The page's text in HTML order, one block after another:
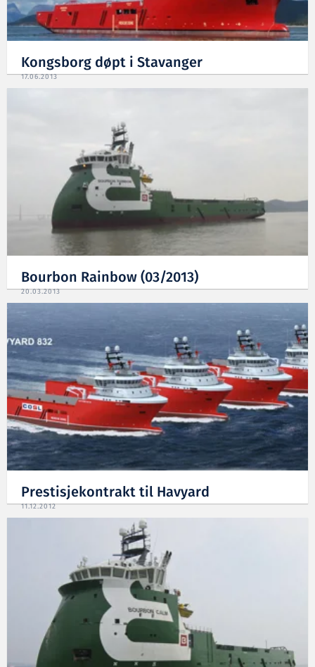
Kongsborg døpt i Stavanger
17.06.2013
Bourbon Rainbow (03/2013)
20.03.2013
Prestisjekontrakt til Havyard
11.12.2012